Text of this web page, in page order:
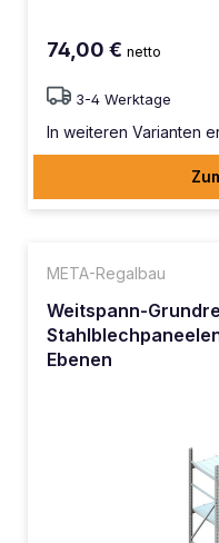
74,00 € netto
3-4 Werktage
In weiteren Varianten
META-Regalbau
Weitspann-
Ebenen